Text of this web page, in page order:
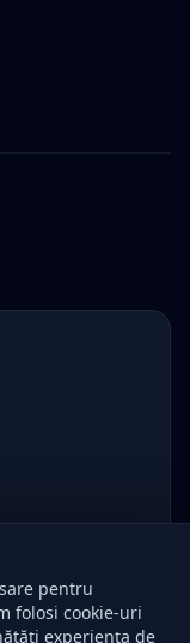
pentru
folosi cookie-uri
experiența de